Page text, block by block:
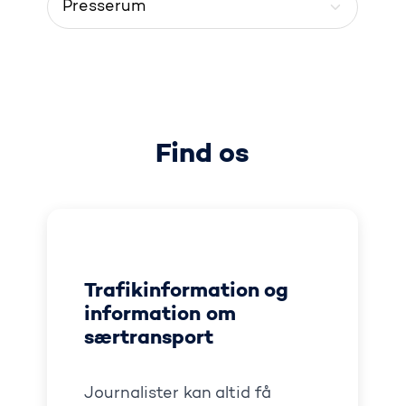
Find os
Trafikinformation og
information om
særtransport
Journalister kan altid få